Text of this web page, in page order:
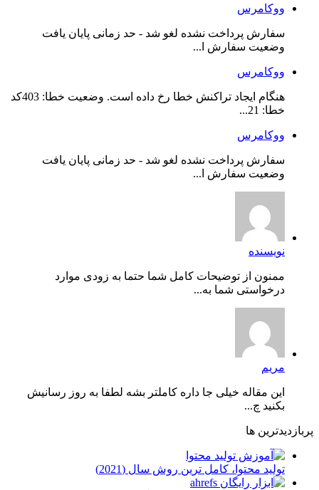
ووکامرس
سفارش پرداخت نشده لغو شد - حد زمانی پایان یافت
وضعیت سفارش ا...
ووکامرس
هنگام ایجاد تراکنش خطا رخ داده است. وضعیت خطا: 403کد
خطا: 21...
ووکامرس
سفارش پرداخت نشده لغو شد - حد زمانی پایان یافت
وضعیت سفارش ا...
نویسنده
ممنون از توضیحات کامل شما حتما به زودی موارد
درخواستی شما به...
مریم
این مقاله خیلی جا داره کاملتر بشه لطفا به روز رسانیش
بکنید چ...
پربازدیدترین ها
توليد محتوا، کامل ترین روش سال (2021)